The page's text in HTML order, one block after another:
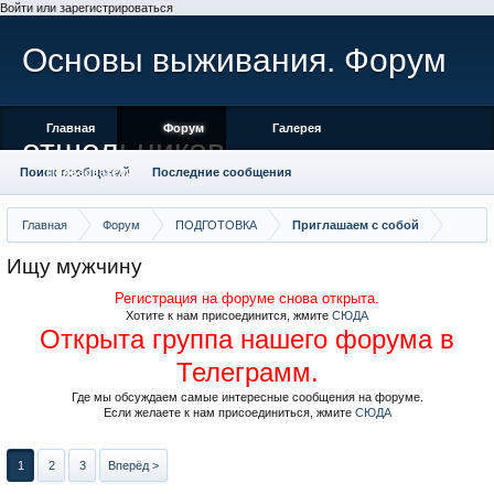
Войти или зарегистрироваться
Главная Форум ПОДГОТОВКА Приглашаем с собой
Ищу мужчину
Регистрация на форуме снова открыта.
Хотите к нам присоединится, жмите СЮДА
Открыта группа нашего форума в
Телеграмм.
Где мы обсуждаем самые интересные сообщения на форуме.
Если желаете к нам присоединиться, жмите СЮДА
1 2 3 Вперёд >
Основы выживания. Форум
отшельников
Главная Форум
Поиск сообщений Последние сообщения
Галерея
Пользователи